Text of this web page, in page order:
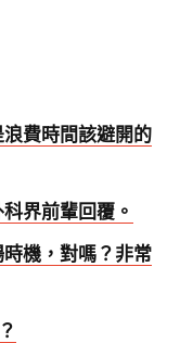
費時間該避開的
界前輩回覆。
機，對嗎？非常